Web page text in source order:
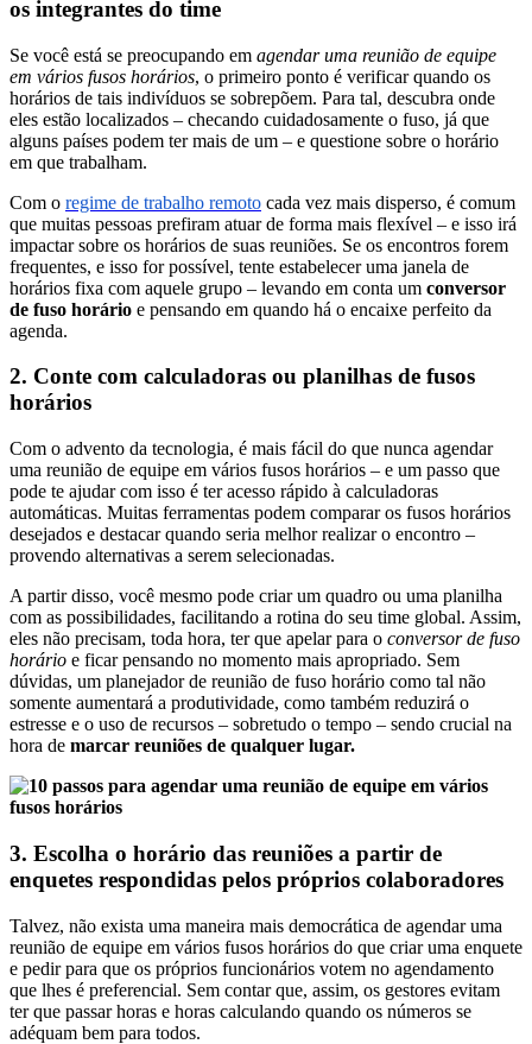
os integrantes do time
Se você está se preocupando em agendar uma reunião de equipe
em vários fusos horários, o primeiro ponto é verificar quando os
horários de tais indivíduos se sobrepõem. Para tal, descubra onde
eles estão localizados – checando cuidadosamente o fuso, já que
alguns países podem ter mais de um – e questione sobre o horário
em que trabalham.
Com o regime de trabalho remoto cada vez mais disperso, é comum
que muitas pessoas prefiram atuar de forma mais flexível – e isso irá
impactar sobre os horários de suas reuniões. Se os encontros forem
frequentes, e isso for possível, tente estabelecer uma janela de
horários fixa com aquele grupo – levando em conta um conversor
de fuso horário e pensando em quando há o encaixe perfeito da
agenda.
2. Conte com calculadoras ou planilhas de fusos
horários
Com o advento da tecnologia, é mais fácil do que nunca agendar
uma reunião de equipe em vários fusos horários – e um passo que
pode te ajudar com isso é ter acesso rápido à calculadoras
automáticas. Muitas ferramentas podem comparar os fusos horários
desejados e destacar quando seria melhor realizar o encontro –
provendo alternativas a serem selecionadas.
A partir disso, você mesmo pode criar um quadro ou uma planilha
com as possibilidades, facilitando a rotina do seu time global. Assim,
eles não precisam, toda hora, ter que apelar para o conversor de fuso
horário e ficar pensando no momento mais apropriado. Sem
dúvidas, um planejador de reunião de fuso horário como tal não
somente aumentará a produtividade, como também reduzirá o
estresse e o uso de recursos – sobretudo o tempo – sendo crucial na
hora de marcar reuniões de qualquer lugar.
3. Escolha o horário das reuniões a partir de
enquetes respondidas pelos próprios colaboradores
Talvez, não exista uma maneira mais democrática de agendar uma
reunião de equipe em vários fusos horários do que criar uma enquete
e pedir para que os próprios funcionários votem no agendamento
que lhes é preferencial. Sem contar que, assim, os gestores evitam
ter que passar horas e horas calculando quando os números se
adéquam bem para todos.